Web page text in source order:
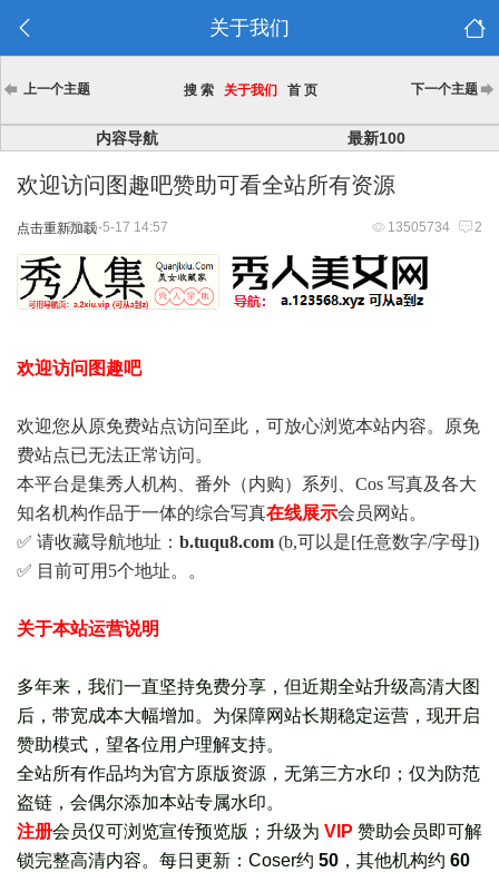
关于我们
上一个主题 搜 索 关于我们 首 页 下一个主题
内容导航 最新100
欢迎访问图趣吧赞助可看全站所有资源
点击重新加载 13505734 2
2025-5-17 14:57
欢迎访问图趣吧
欢迎您从原免费站点访问至此，可放心浏览本站内容。原免
费站点已无法正常访问。
本平台是集秀人机构、番外（内购）系列、Cos 写真及各大
知名机构作品于一体的综合写真在线展示会员网站。
✅ 请收藏导航地址： b.tuqu8.com (b,可以是[任意数字/字母])
✅ 目前可用5个地址。。
关于本站运营说明
多年来，我们一直坚持免费分享，但近期全站升级高清大图
后，带宽成本大幅增加。为保障网站长期稳定运营，现开启
赞助模式，望各位用户理解支持。
全站所有作品均为官方原版资源，无第三方水印；仅为防范
盗链，会偶尔添加本站专属水印。
注册会员仅可浏览宣传预览版 ； 升级为 VIP 赞助会员即可解
锁完整高清内容。每日更新： Coser约 50 ，其他机构约 60